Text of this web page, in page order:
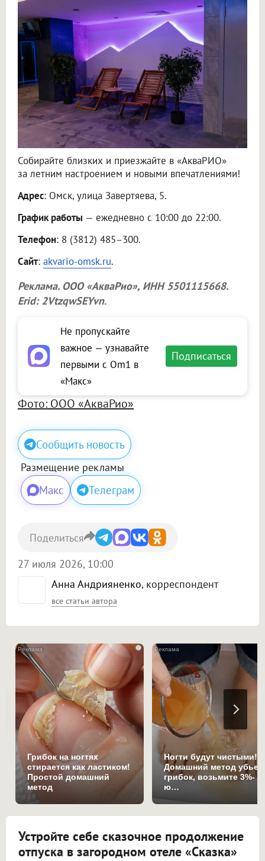
Собирайте близких и приезжайте в «АкваРИО»
за летним настроением и новыми впечатлениями!
Адрес: Омск, улица Завертяева, 5.
График работы — ежедневно с 10:00 до 22:00.
Телефон: 8 (3812) 485–300.
Сайт: akvario-omsk.ru.
Реклама. ООО «АкваРио», ИНН 5501115668.
Erid: 2VtzqwSEYvn.
Не пропускайте
важное — узнавайте
первыми с Om1 в
«Макс»
Подписаться
Фото: ООО «АкваРио»
Сообщить новость
Размещение рекламы
Макс Телеграм
Анна Андрияненко, корреспондент
все статьи автора
27 июля 2026, 10:00
Поделиться
i
Грибок на ногтях
стирается как ластиком!
Простой домашний
метод
Ногти будут чистыми!
Домашний метод убьет
грибок, возьмите 3%-
ю…
Устройте себе сказочное продолжение
отпуска в загородном отеле «Сказка»